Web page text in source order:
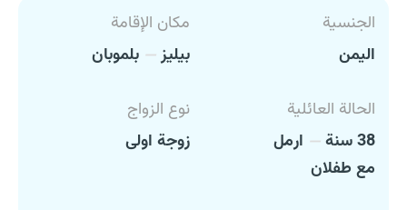
الجنسية
اليمن
مكان الإقامة
بيليز
بلموبان
الحالة العائلية
38 سنة
ارمل
مع طفلان
نوع الزواج
زوجة اولى